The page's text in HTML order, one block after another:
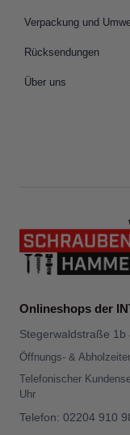
Verpackung und
Rücksendungen
Über uns
Onlineshops der
Stegerwaldstraße 1b
Öffnungs- &
Telefonischer
Uhr
Telefon: 02204 910